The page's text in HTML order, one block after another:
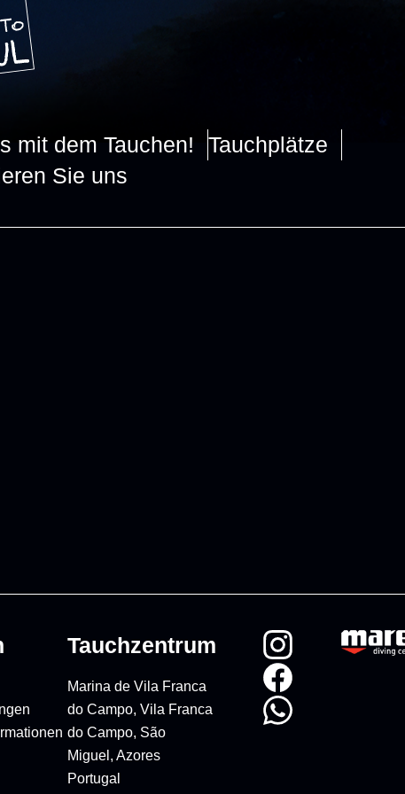
mit dem Tauchen!
Tauchplätze
Sie uns
Tauchzentrum
Marina de Vila Franca
do Campo, Vila Franca
do Campo, São
Miguel, Azores
Portugal